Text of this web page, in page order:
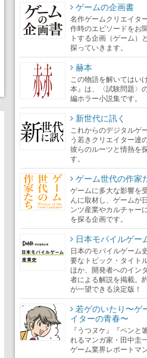
ゲームの企画書
名作ゲームクリエイタ
作時のエピソードをお
トする企画（ゲーム）
探っていきます。
赫本
この物語を解いてはい
本』は、〈試験問題〉
編ホラー小説集です。
新世代に訊く
これからのデジタルゲ
う若きクリエイター達
彼らのルーツと情熱を
す。
ゲーム世代の作家
ゲームに多大な影響を
んに取材し、ゲームが
ンツ産業やカルチャー
を探る企画です。
日本モバイルゲー
日本のモバイルゲーム
要なトピック・タイト
ほか、開発者へのイン
者による解説を掲載。
が一望できる決定版！
若ゲのいたり〜ゲ
イターの青春〜
『うつヌケ』『ペンと
れるマンガ家・田中圭
ゲーム業界レポートマ